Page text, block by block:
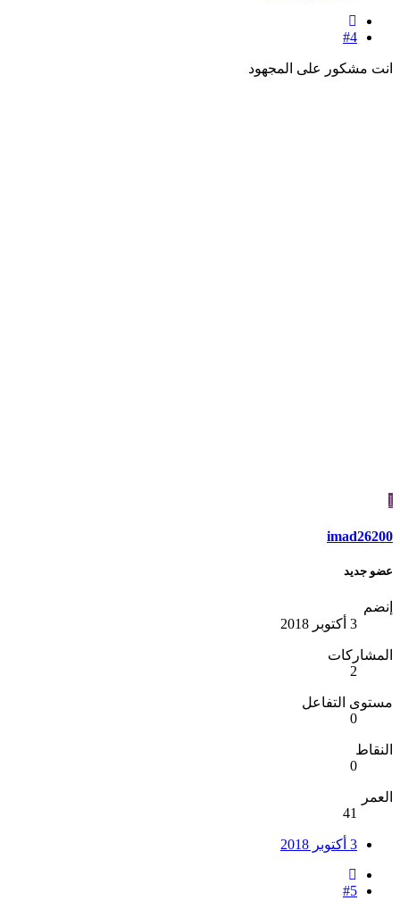
#4
انت مشكور على المجهود
I
imad26200
عضو جديد
إنضم
3 أكتوبر 2018
المشاركات
2
مستوى التفاعل
0
النقاط
0
العمر
41
3 أكتوبر 2018
#5